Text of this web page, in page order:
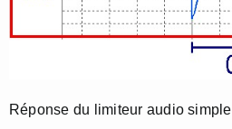
Réponse du limiteur audio simple